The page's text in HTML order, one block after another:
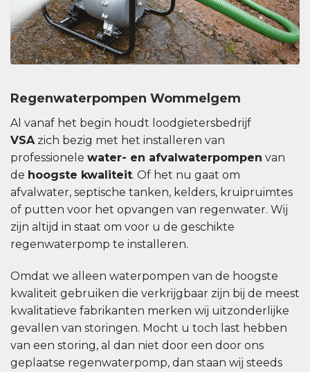
Regenwaterpompen Wommelgem
Al vanaf het begin houdt loodgietersbedrijf
VSAzich bezig met het installeren van
professionele water- en afvalwaterpompen van
de hoogste kwaliteit. Of het nu gaat om
afvalwater, septische tanken, kelders, kruipruimtes
of putten voor het opvangen van regenwater. Wij
zijn altijd in staat om voor u de geschikte
regenwaterpomp te installeren.
Omdat we alleen waterpompen van de hoogste
kwaliteit gebruiken die verkrijgbaar zijn bij de meest
kwalitatieve fabrikanten merken wij uitzonderlijke
gevallen van storingen. Mocht u toch last hebben
van een storing, al dan niet door een door ons
geplaatse regenwaterpomp, dan staan ​​wij steeds